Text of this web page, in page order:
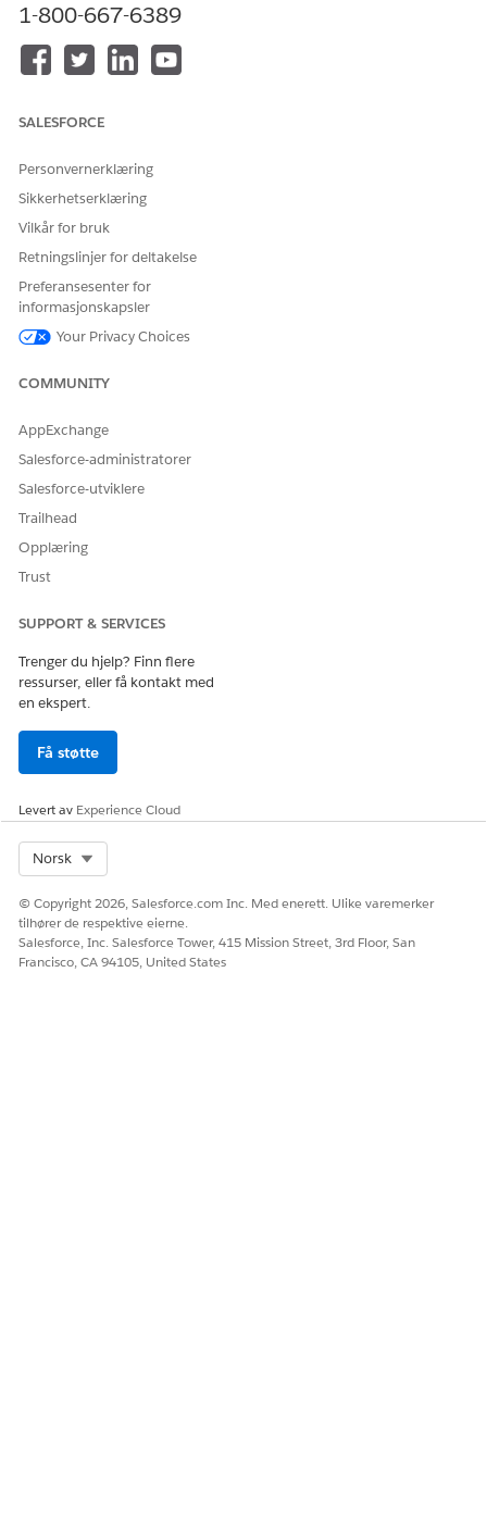
Assign the permission set to your users.
La oss få vite det slik at vi kan forbedre!
1-800-667-6389
SALESFORCE
Personvernerklæring
Sikkerhetserklæring
Vilkår for bruk
Retningslinjer for deltakelse
Preferansesenter for
informasjonskapsler
Your Privacy Choices
COMMUNITY
AppExchange
Salesforce-administratorer
Salesforce-utviklere
Trailhead
Opplæring
Trust
SUPPORT & SERVICES
Trenger du hjelp? Finn flere
ressurser, eller få kontakt med
en ekspert.
Få støtte
Levert av Experience Cloud
Norsk
© Copyright 2026, Salesforce.com Inc. Med enerett. Ulike varemerker
tilhører de respektive eierne.
Salesforce, Inc. Salesforce Tower, 415 Mission Street, 3rd Floor, San
Francisco, CA 94105, United States